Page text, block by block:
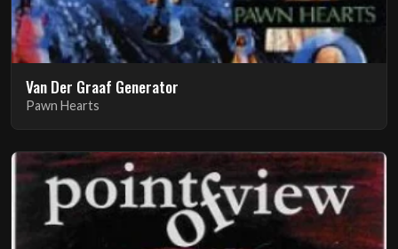
Van Der Graaf Generator
Pawn Hearts